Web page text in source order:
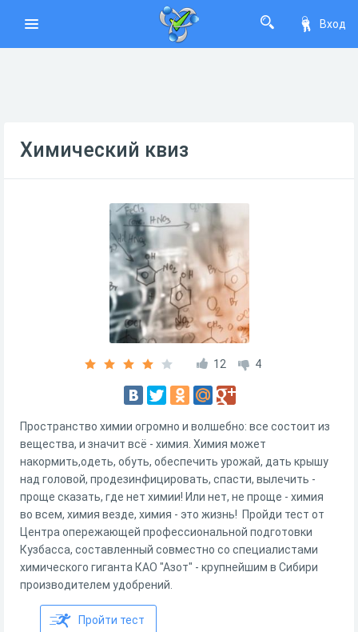
Вход
Химический квиз
12 4
Пространство химии огромно и волшебно: все состоит из
вещества, и значит всё - химия. Химия может
накормить,одеть, обуть, обеспечить урожай, дать крышу
над головой, продезинфицировать, спасти, вылечить -
проще сказать, где нет химии! Или нет, не проще - химия
во всем, химия везде, химия - это жизнь! Пройди тест от
Центра опережающей профессиональной подготовки
Кузбасса, составленный совместно со специалистами
химического гиганта КАО "Азот" - крупнейшим в Сибири
производителем удобрений.
Пройти тест